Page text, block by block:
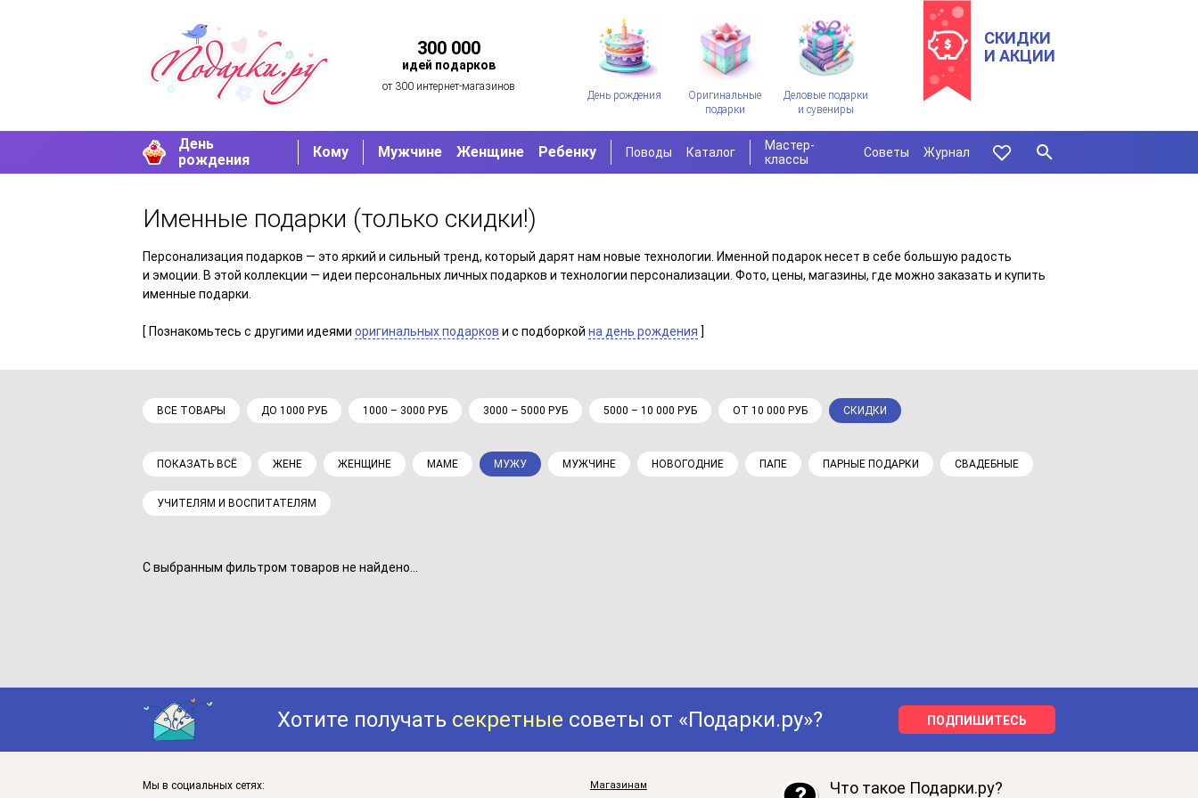
300 000
идей подарков
от 300 интернет-магазинов
День рождения
Оригинальные
подарки
Деловые подарки
и сувениры
СКИДКИ
И АКЦИИ
День
рождения
Кому Мужчине Женщине Ребенку Поводы Каталог
Мастер-
классы
Советы Журнал
Именные подарки (только скидки!)
Персонализация подарков — это яркий и сильный тренд, который дарят нам новые технологии. Именной подарок несет в себе большую радость
и эмоции. В этой коллекции — идеи персональных личных подарков и технологии персонализации. Фото, цены, магазины, где можно заказать и купить
именные подарки.
[ Познакомьтесь с другими идеями оригинальных подарков и c подборкой на день рождения ]
ВСЕ ТОВАРЫ ДО 1000 РУБ 1000 – 3000 РУБ 3000 – 5000 РУБ 5000 – 10 000 РУБ ОТ 10 000 РУБ СКИДКИ
ПОКАЗАТЬ ВСЁ ЖЕНЕ ЖЕНЩИНЕ МАМЕ МУЖУ МУЖЧИНЕ НОВОГОДНИЕ ПАПЕ ПАРНЫЕ ПОДАРКИ СВАДЕБНЫЕ
УЧИТЕЛЯМ И ВОСПИТАТЕЛЯМ
С выбранным фильтром товаров не найдено...
Хотите получать секретные советы от «Подарки.ру»? ПОДПИШИТЕСЬ
Мы в социальных сетях: Магазинам Что такое Подарки.ру?